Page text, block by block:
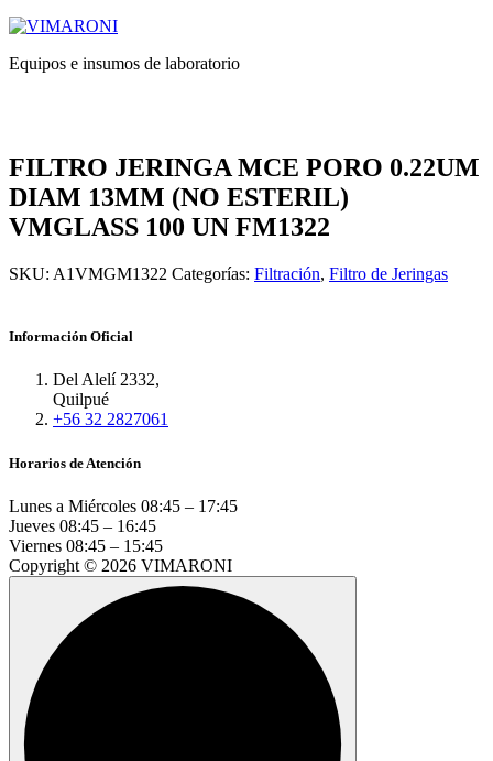
Equipos e insumos de laboratorio
FILTRO JERINGA MCE PORO 0.22UM
DIAM 13MM (NO ESTERIL)
VMGLASS 100 UN FM1322
SKU: A1VMGM1322 Categorías: Filtración, Filtro de Jeringas
Información Oficial
Del Alelí 2332,
Quilpué
+56 32 2827061
Horarios de Atención
Lunes a Miércoles 08:45 – 17:45
Jueves 08:45 – 16:45
Viernes 08:45 – 15:45
Copyright © 2026 VIMARONI